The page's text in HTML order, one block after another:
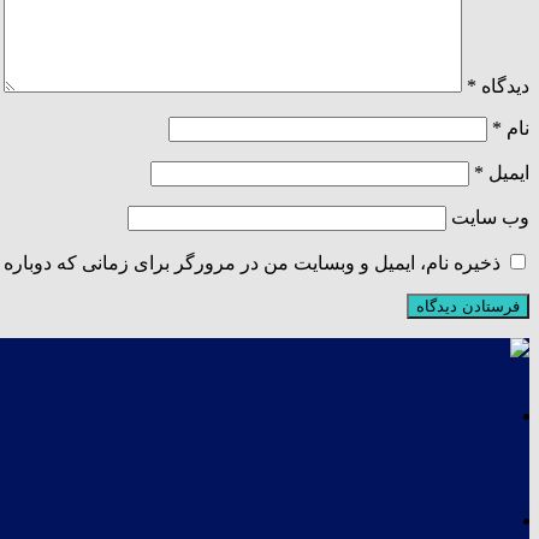
دیدگاه *
نام *
ایمیل *
وب‌ سایت
ذخیره نام، ایمیل و وبسایت من در مرورگر برای زمانی که